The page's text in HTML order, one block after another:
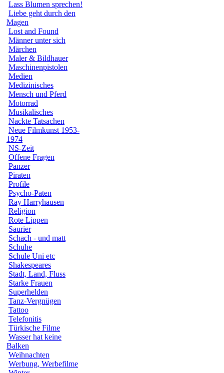
Lass Blumen sprechen!
Liebe geht durch den
Magen
Lost and Found
Männer unter sich
Märchen
Maler & Bildhauer
Maschinenpistolen
Medien
Medizinisches
Mensch und Pferd
Motorrad
Musikalisches
Nackte Tatsachen
Neue Filmkunst 1953-
1974
NS-Zeit
Offene Fragen
Panzer
Piraten
Profile
Psycho-Paten
Ray Harryhausen
Religion
Rote Lippen
Saurier
Schach - und matt
Schuhe
Schule Uni etc
Shakespeares
Stadt, Land, Fluss
Starke Frauen
Superhelden
Tanz-Vergnügen
Tattoo
Telefonitis
Türkische Filme
Wasser hat keine
Balken
Weihnachten
Werbung, Werbefilme